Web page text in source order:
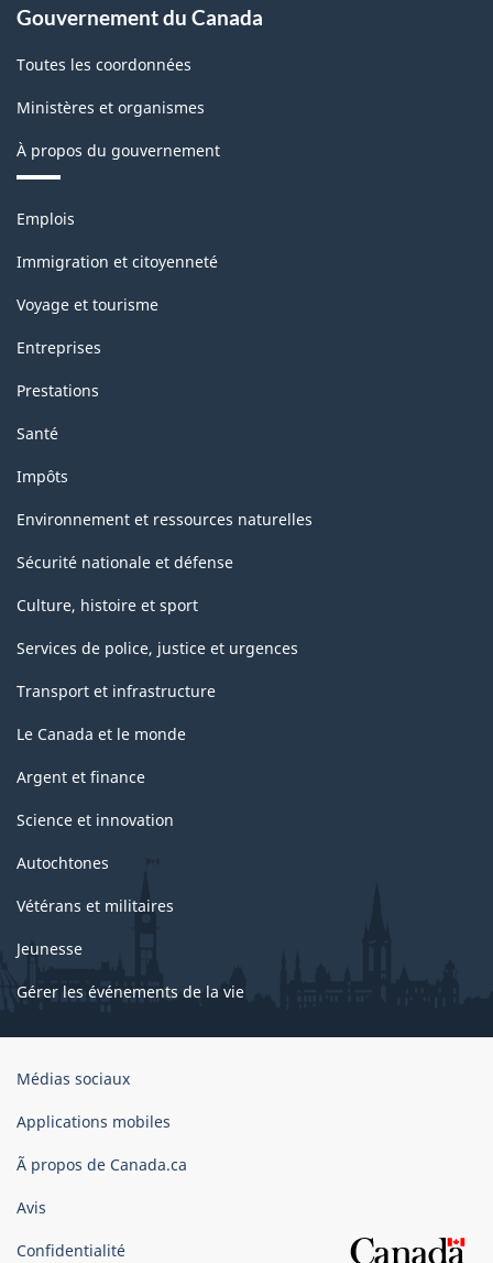
Gouvernement du Canada
Toutes les coordonnées
Ministères et organismes
À propos du gouvernement
Thèmes
sujets
Emplois
Immigration et citoyenneté
Voyage et tourisme
Entreprises
Prestations
Santé
Impôts
Environnement et ressources naturelles
Sécurité nationale et défense
Culture, histoire et sport
Services de police, justice et urgences
Transport et infrastructure
Le Canada et le monde
Argent et finance
Science et innovation
Autochtones
Vétérans et militaires
Jeunesse
Gérer les événements de la vie
Organisation
gouvernement
Canada
Médias sociaux
Applications mobiles
Ã propos de Canada.ca
Avis
Confidentialité